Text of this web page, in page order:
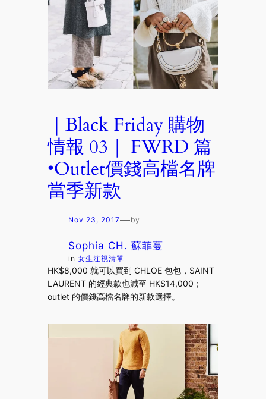
｜Black Friday 購物
情報 03｜ FWRD 篇
•Outlet價錢高檔名牌
當季新款
Nov 23, 2017—by
Sophia CH. 蘇菲蔓
in女生注視清單
HK$8,000 就可以買到 CHLOE 包包，SAINT
LAURENT 的經典款也減至 HK$14,000；
outlet 的價錢高檔名牌的新款選擇。